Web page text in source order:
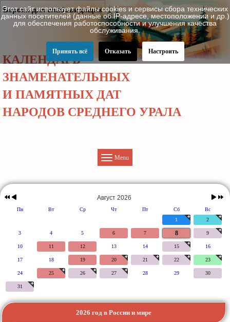
Версия для слабовидящих
КАЛЕНДАРЬ
ЗНАМЕНАТЕЛЬНЫХ
И ПАМЯТНЫХ ДАТ
НАРОДОВ СРЕДНЕГО УРАЛА
Menu
Предыдущий
год
Предыдущий
месяц
год
месяц
Август 2026
Пн Вт Ср Чт Пт Сб
Вс
1
2
3 4 5 6 7 8 9
10 11 12 13 14 15 16
17 18 19 20 21 22 23
24 25 26 27 28 29 30
31
2026 год в России и мире
Этот сайт использует файлы cookies и сервисы сбора технических
данных посетителей (данные об IP-адресе, местоположении и др.)
для обеспечения работоспособности и улучшения качества
обслуживания.
Принять всё Отказать Настроить